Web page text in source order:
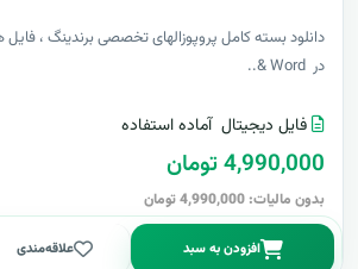
دانلود بسته کامل پروپوزالهای تخصصی برندینگ ، فایل
در Word &..
فایل دیجیتال آماده استفاده
4,990,000 تومان
بدون مالیات: 4,990,000 تومان
افزودن به سبد علاقه‌مندی